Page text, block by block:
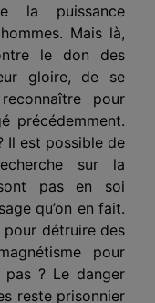
la puissance
Mais là,
le don des
gloire, de se
pour
précédemment.
Il est possible de
sur la
pas en soi
qu’on en fait.
détruire des
pour
pas ? Le danger
reste prisonnier